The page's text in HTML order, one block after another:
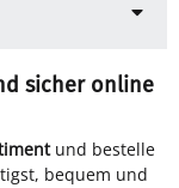
sicher online
und bestelle
bequem und